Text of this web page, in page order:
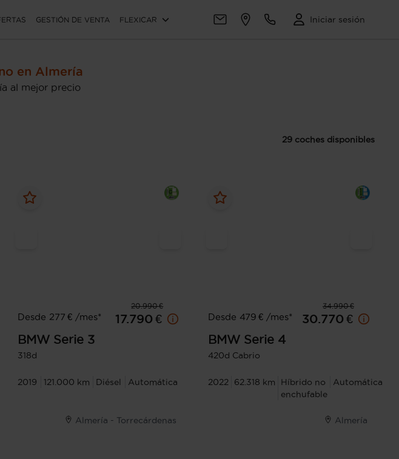
GESTIÓN DE VENTA FLEXICAR Iniciar sesión
en Almería
al mejor precio
29 coches disponibles
20.990 €
Desde 277 € /mes*
17.790 €
BMW Serie 3
318d
2019 121.000 km Diésel Automática
Almería - Torrecárdenas
34.990 €
Desde 479 € /mes*
30.770 €
BMW Serie 4
420d Cabrio
2022 62.318 km
Híbrido no
enchufable
Automática
Almería